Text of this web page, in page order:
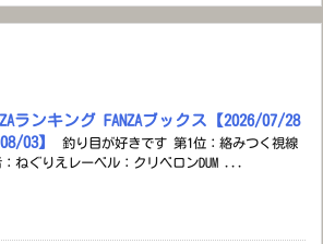
ランキング FANZAブックス【2026/07/28
03】
釣り目が好きです 第1位：絡みつく視線
ねぐりえレーベル：クリベロンDUM ...